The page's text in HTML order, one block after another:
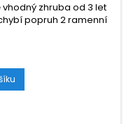
zhruba od 3 let
popruh 2 ramenní